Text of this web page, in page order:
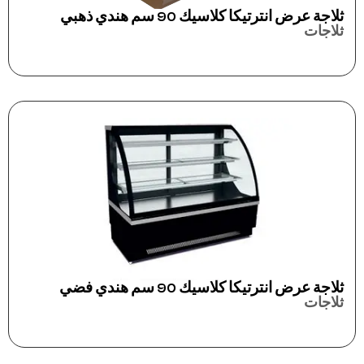
ثلاجة عرض انترتيكا كلاسيك 90 سم هندي ذهبي
ثلاجات
ثلاجة عرض انترتيكا كلاسيك 90 سم هندي فضي
ثلاجات